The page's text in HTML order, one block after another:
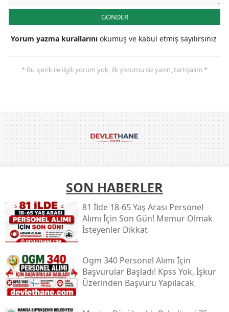
GÖNDER
Yorum yazma kurallarını okumuş ve kabul etmiş sayılırsınız
* Bu içerik ile ilgili yorum yok, ilk yorumu siz yazın, tartışalım *
SON HABERLER
81 İlde 18-65 Yaş Arası Personel
Alımı İçin Son Gün! Memur Olmak
İsteyenler Dikkat
Ogm 340 Personel Alımı İçin
Başvurular Başladı! Kpss Yok, İşkur
Üzerinden Başvuru Yapılacak